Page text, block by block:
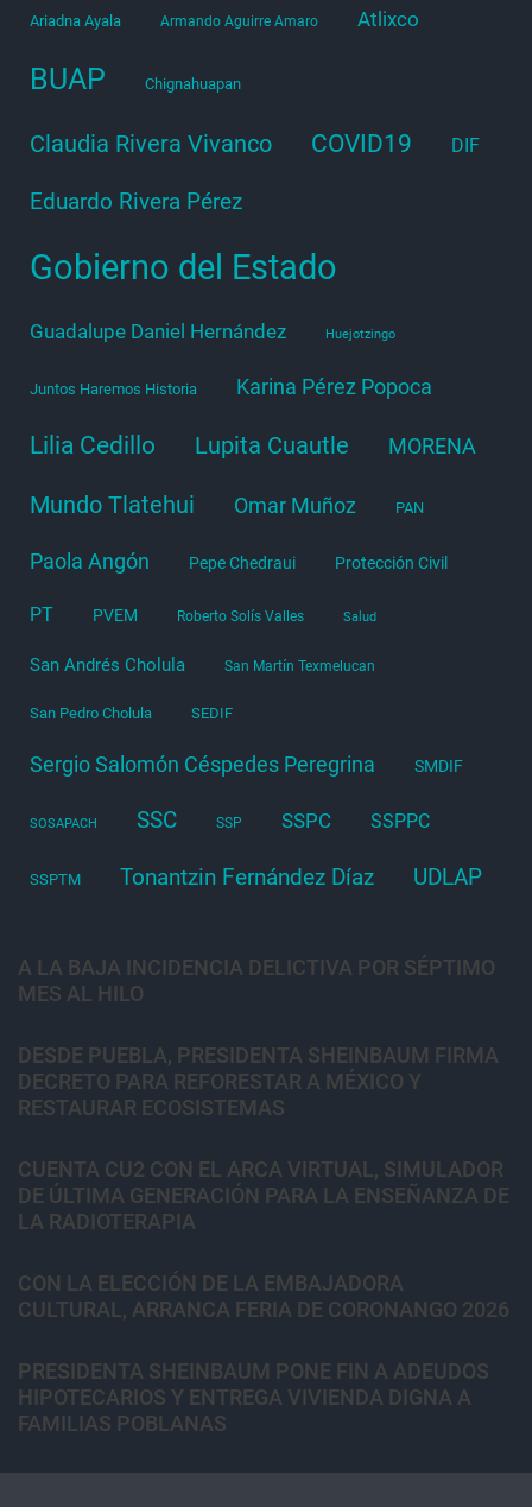
Ariadna Ayala Armando Aguirre Amaro Atlixco
BUAP Chignahuapan
Claudia Rivera Vivanco COVID19 DIF
Eduardo Rivera Pérez
Gobierno del Estado
Guadalupe Daniel Hernández Huejotzingo
Juntos Haremos Historia Karina Pérez Popoca
Lilia Cedillo Lupita Cuautle MORENA
Mundo Tlatehui Omar Muñoz PAN
Paola Angón Pepe Chedraui Protección Civil
PT PVEM Roberto Solís Valles Salud
San Andrés Cholula San Martín Texmelucan
San Pedro Cholula SEDIF
Sergio Salomón Céspedes Peregrina SMDIF
SOSAPACH SSC SSP SSPC SSPPC
SSPTM Tonantzin Fernández Díaz UDLAP
A LA BAJA INCIDENCIA DELICTIVA POR SÉPTIMO
MES AL HILO
DESDE PUEBLA, PRESIDENTA SHEINBAUM FIRMA
DECRETO PARA REFORESTAR A MÉXICO Y
RESTAURAR ECOSISTEMAS
CUENTA CU2 CON EL ARCA VIRTUAL, SIMULADOR
DE ÚLTIMA GENERACIÓN PARA LA ENSEÑANZA DE
LA RADIOTERAPIA
CON LA ELECCIÓN DE LA EMBAJADORA
CULTURAL, ARRANCA FERIA DE CORONANGO 2026
PRESIDENTA SHEINBAUM PONE FIN A ADEUDOS
HIPOTECARIOS Y ENTREGA VIVIENDA DIGNA A
FAMILIAS POBLANAS